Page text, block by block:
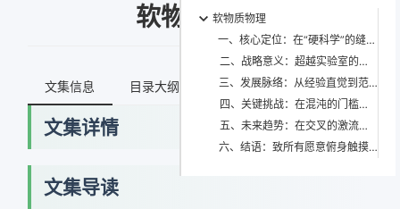
软物质物理
文集信息 目录大纲 最新文档 知识宇宙
文集详情
文集导读
软物质物理
一、核心定位：在“硬科学”的缝隙中生长出的“活的物理”
二、战略意义：超越实验室的文明级支点
三、发展脉络：从经验直觉到范式自觉的百年跋涉
四、关键挑战：在混沌的门槛上构筑新秩序
五、未来趋势：在交叉的激流中开辟新航道
六、结语：致所有愿意俯身触摸世界柔软之处的人